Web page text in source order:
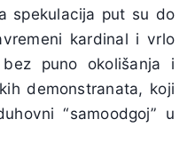
spekulacija put su do
kardinal i vrlo
puno okolišanja i
demonstranata, koji
“samoodgoj” u